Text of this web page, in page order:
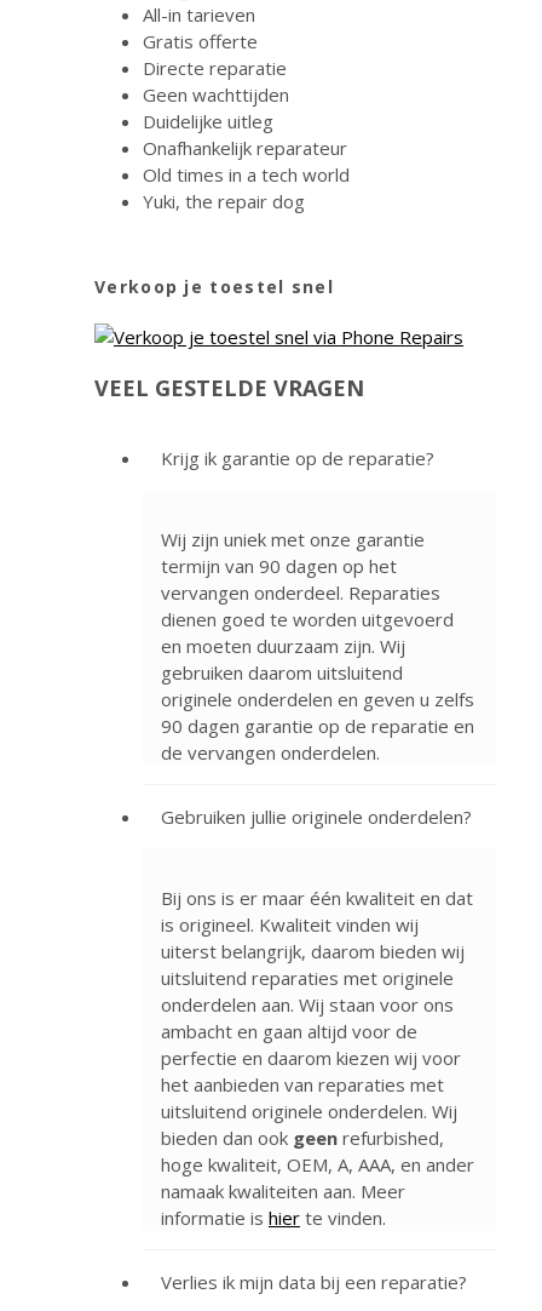
All-in tarieven
Gratis offerte
Directe reparatie
Geen wachttijden
Duidelijke uitleg
Onafhankelijk reparateur
Old times in a tech world
Yuki, the repair dog
Verkoop je toestel snel
VEEL GESTELDE VRAGEN
Krijg ik garantie op de reparatie?
Wij zijn uniek met onze garantie
termijn van 90 dagen op het
vervangen onderdeel. Reparaties
dienen goed te worden uitgevoerd
en moeten duurzaam zijn. Wij
gebruiken daarom uitsluitend
originele onderdelen en geven u zelfs
90 dagen garantie op de reparatie en
de vervangen onderdelen.
Gebruiken jullie originele onderdelen?
Bij ons is er maar één kwaliteit en dat
is origineel. Kwaliteit vinden wij
uiterst belangrijk, daarom bieden wij
uitsluitend reparaties met originele
onderdelen aan. Wij staan voor ons
ambacht en gaan altijd voor de
perfectie en daarom kiezen wij voor
het aanbieden van reparaties met
uitsluitend originele onderdelen. Wij
bieden dan ook geen refurbished,
hoge kwaliteit, OEM, A, AAA, en ander
namaak kwaliteiten aan. Meer
informatie is hier te vinden.
Verlies ik mijn data bij een reparatie?